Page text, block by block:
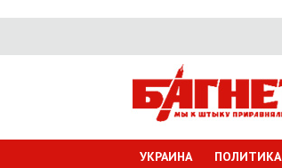
УКРАИНА ПОЛИТИКА